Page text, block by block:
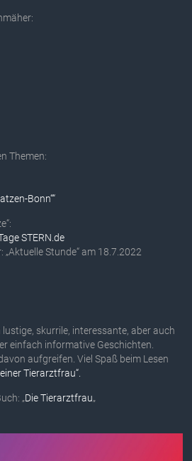
Themen:
Bonn““
STERN.de
Stunde“ am 18.7.2022
skurrile, interessante, aber auch
einfach informative Geschichten.
aufgreifen. Viel Spaß beim Lesen
Tierarztfrau“.
„Die Tierarztfrau„